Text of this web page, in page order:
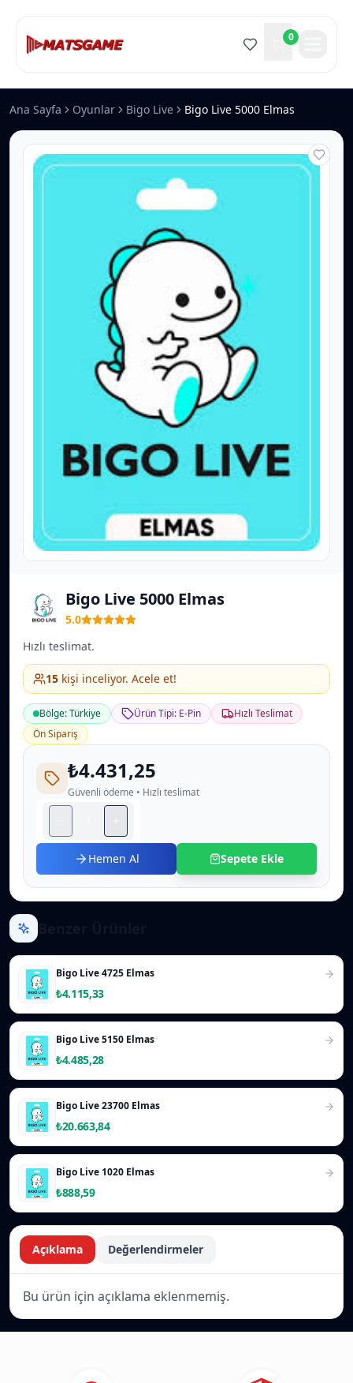
0
Ana Sayfa Oyunlar Bigo Live Bigo Live 5000 Elmas
Bigo Live 5000 Elmas
5.0
Hızlı teslimat.
15 kişi inceliyor. Acele et!
Bölge: Türkiye Ürün Tipi: E-Pin
Hızlı Teslimat
Ön Sipariş
₺4.431,25
Güvenli ödeme • Hızlı teslimat
Hemen Al Sepete Ekle
Bigo Live 4725 Elmas
₺4.115,33
Bigo Live 5150 Elmas
₺4.485,28
Bigo Live 23700 Elmas
₺20.663,84
Bigo Live 1020 Elmas
₺888,59
Açıklama Değerlendirmeler
Bu ürün için açıklama eklenmemiş.